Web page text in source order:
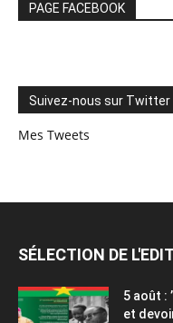
PAGE FACEBOOK
Suivez-nous sur Twitter
Mes Tweets
SÉLECTION DE
5 août :
et